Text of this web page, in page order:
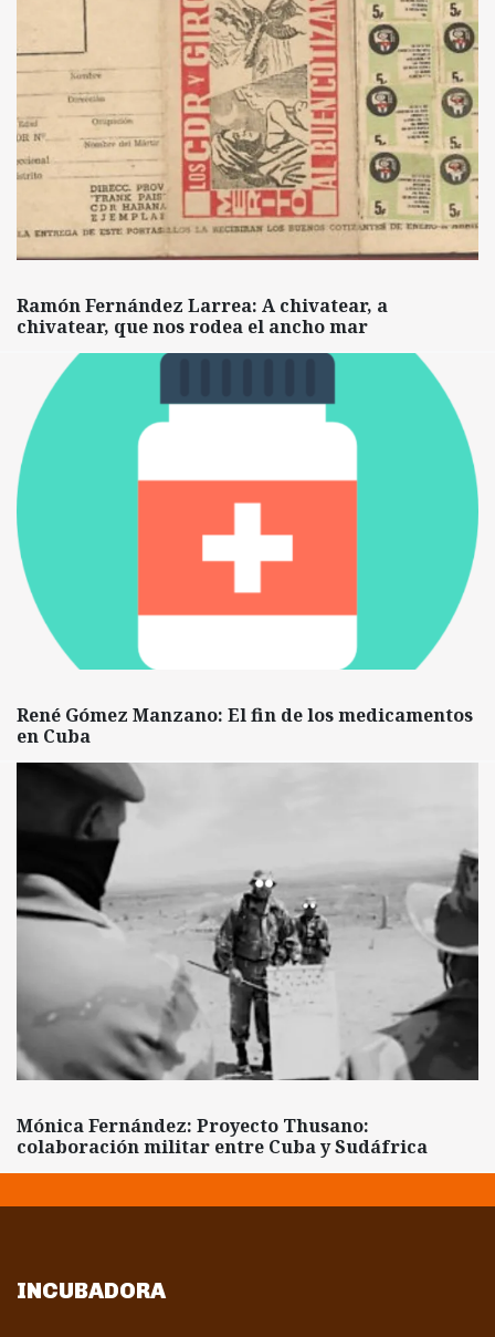
Ramón Fernández Larrea: A chivatear, a
chivatear, que nos rodea el ancho mar
René Gómez Manzano: El fin de los medicamentos
en Cuba
Mónica Fernández: Proyecto Thusano:
colaboración militar entre Cuba y Sudáfrica
INCUBADORA